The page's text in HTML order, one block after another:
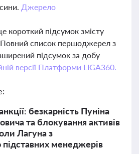
Джерело
короткий підсумок змісту
Повний список першоджерел з
підсумок за добу
версії Платформи LIGA360.
безкарність Пуніна
та блокування активів
Лагуна з
підставних менеджерів